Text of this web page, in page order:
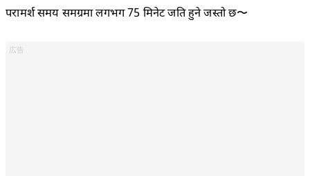
परामर्श समय समग्रमा लगभग 75 मिनेट जति हुने जस्तो छ〜